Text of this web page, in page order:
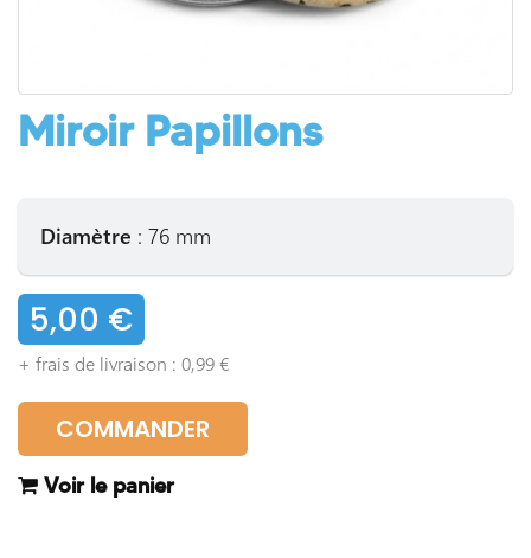
Miroir Papillons
Diamètre : 76 mm
5,00 €
+ frais de livraison : 0,99 €
COMMANDER
Voir le panier